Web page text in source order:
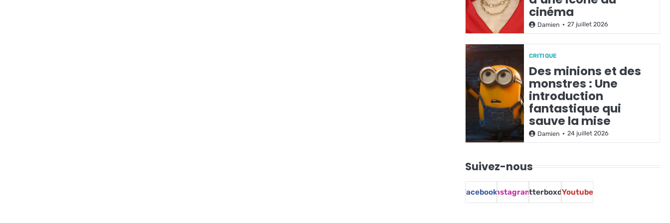
cinéma
Damien 27 juillet 2026
CRITIQUE
Des minions et des
monstres : Une
introduction
fantastique qui
sauve la mise
Damien 24 juillet 2026
Suivez-nous
FacebookInstagramLetterboxdYoutube